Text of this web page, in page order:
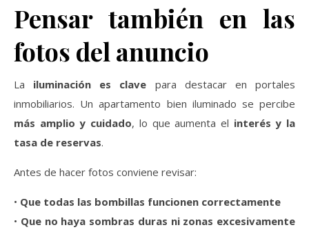
Pensar también en las
fotos del anuncio
La iluminación es clave para destacar en portales
inmobiliarios. Un apartamento bien iluminado se percibe
más amplio y cuidado, lo que aumenta el interés y la
tasa de reservas.
Antes de hacer fotos conviene revisar:
• Que todas las bombillas funcionen correctamente
• Que no haya sombras duras ni zonas excesivamente